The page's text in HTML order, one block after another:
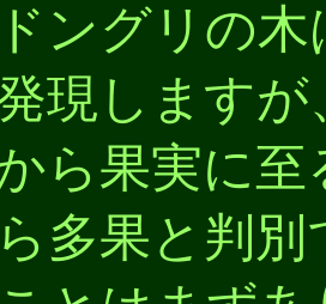
ングリの木
現します
ら果実に
多果と判